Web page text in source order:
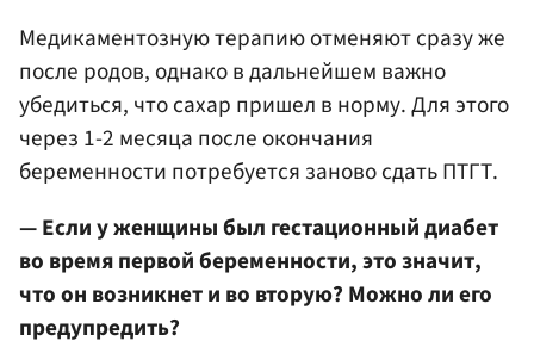
Медикаментозную терапию отменяют сразу же
после родов, однако в дальнейшем важно
убедиться, что сахар пришел в норму. Для этого
через 1-2 месяца после окончания
беременности потребуется заново сдать ПТГТ.
— Если у женщины был гестационный диабет
во время первой беременности, это значит,
что он возникнет и во вторую? Можно ли его
предупредить?